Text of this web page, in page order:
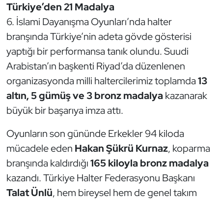
Türkiye’den 21 Madalya
6. İslami Dayanışma Oyunları’nda halter
branşında Türkiye’nin adeta gövde gösterisi
yaptığı bir performansa tanık olundu. Suudi
Arabistan’ın başkenti Riyad’da düzenlenen
organizasyonda milli haltercilerimiz toplamda13
altın, 5 gümüş ve 3 bronz madalyakazanarak
büyük bir başarıya imza attı.
Oyunların son gününde Erkekler 94 kiloda
mücadele eden Hakan Şükrü Kurnaz, koparma
branşında kaldırdığı165 kiloyla bronz madalya
kazandı. Türkiye Halter Federasyonu Başkanı
Talat Ünlü, hem bireysel hem de genel takım
E-Spor
Eskrim
Futbol
Futsal
Genel
Güreş
Halter